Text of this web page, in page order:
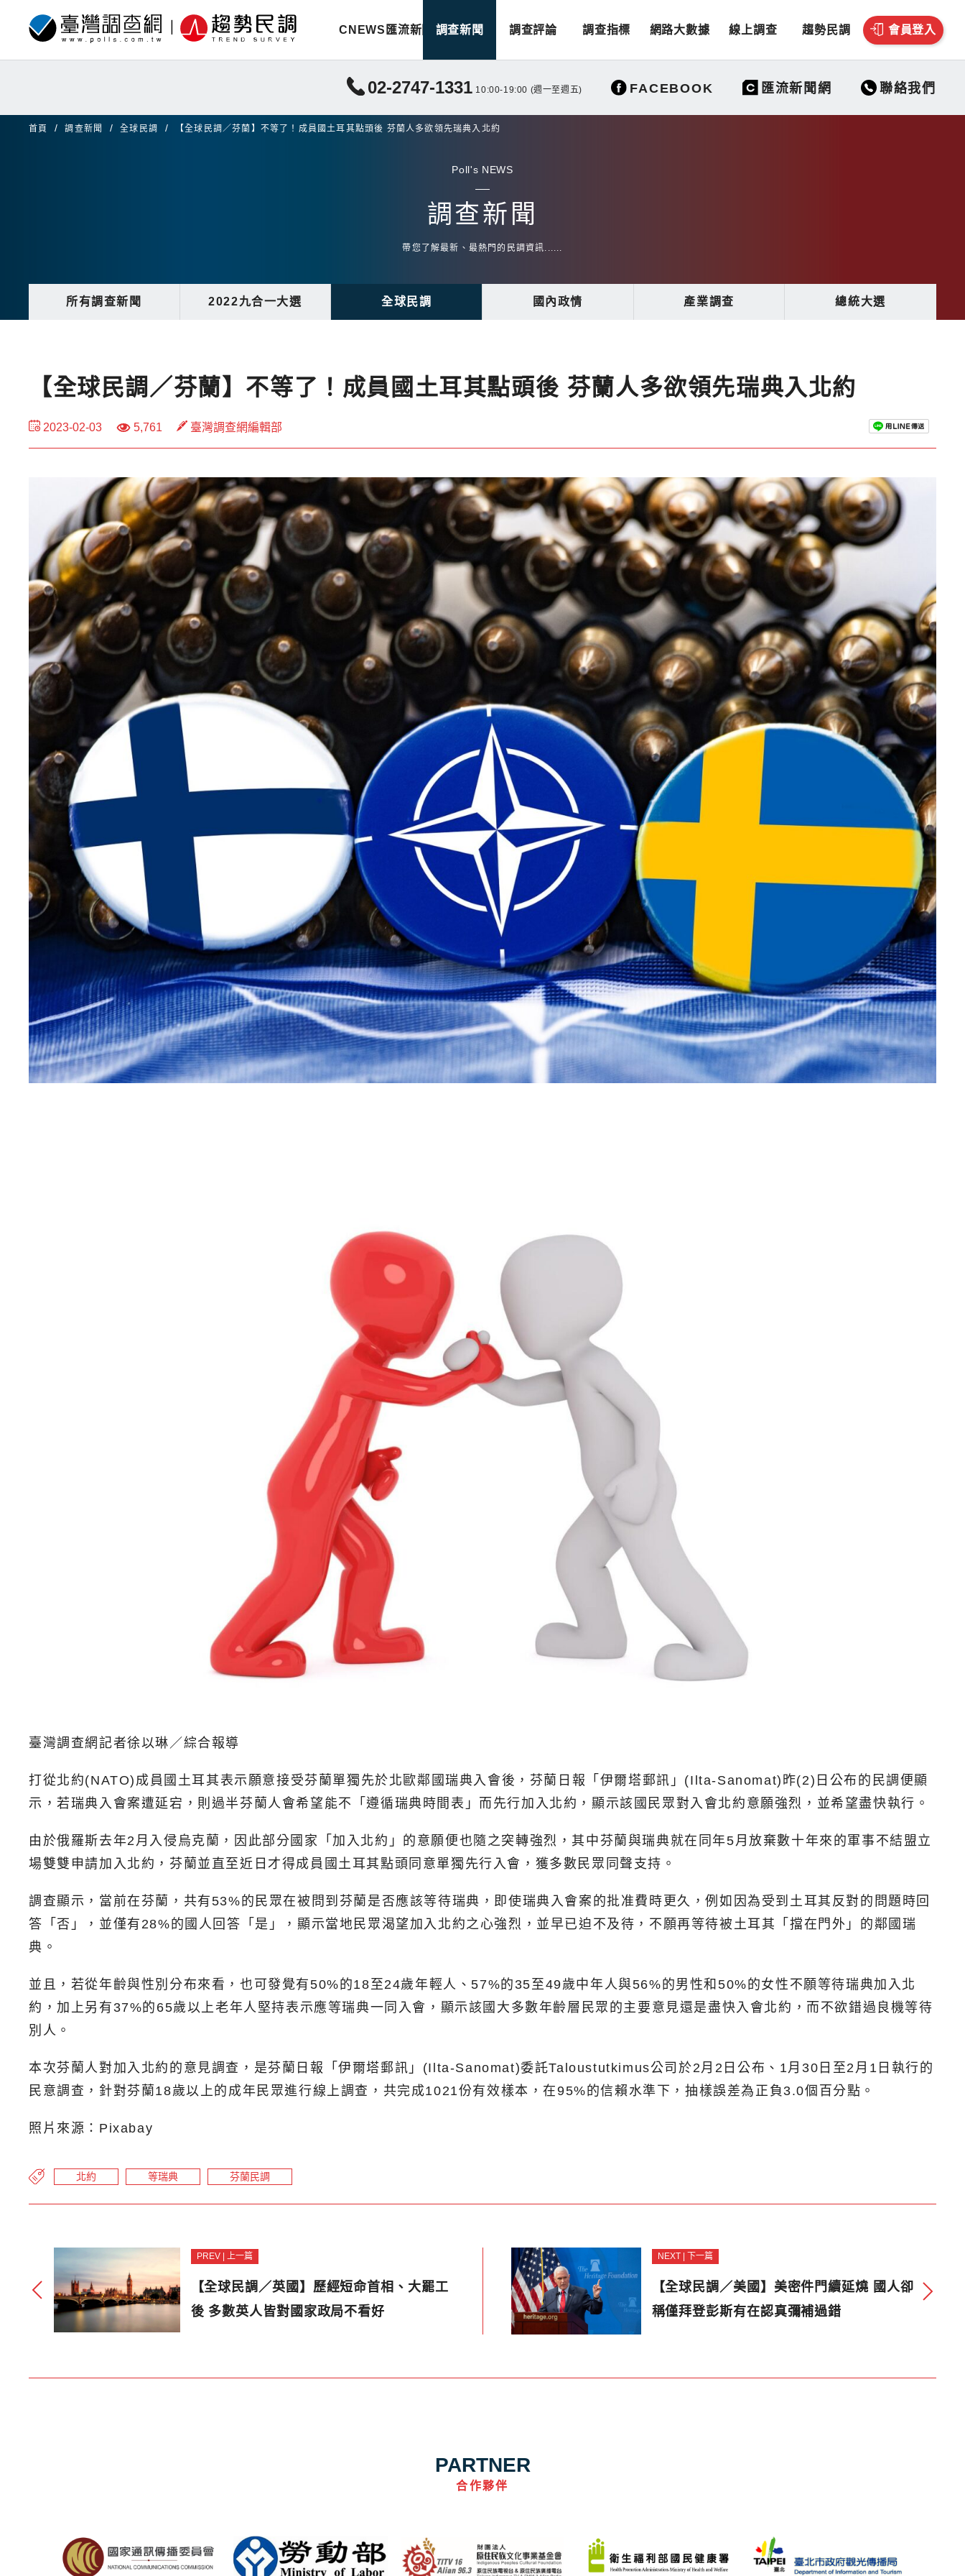
CNEWS匯流新聞 調查新聞 調查評論 調查指標 網路大數據 線上調查 趨勢民調 會員登入
02-2747-1331 10:00-19:00 (週一至週五) FACEBOOK 匯流新聞網 聯絡我們
首頁 調查新聞 全球民調 【全球民調／芬蘭】不等了！成員國土耳其點頭後 芬蘭人多欲領先瑞典入北約
Poll's NEWS
調查新聞
帶您了解最新、最熱門的民調資訊......
所有調查新聞 2022九合一大選 全球民調 國內政情 產業調查 總統大選
【全球民調／芬蘭】不等了！成員國土耳其點頭後 芬蘭人多欲領先瑞典入北約
2023-02-03 5,761 臺灣調查網編輯部
臺灣調查網記者徐以琳／綜合報導
打從北約(NATO)成員國土耳其表示願意接受芬蘭單獨先於北歐鄰國瑞典入會後，芬蘭日報「伊爾塔郵訊」(Ilta-Sanomat)昨(2)日公布的民調便顯
示，若瑞典入會案遭延宕，則過半芬蘭人會希望能不「遵循瑞典時間表」而先行加入北約，顯示該國民眾對入會北約意願強烈，並希望盡快執行。
由於俄羅斯去年2月入侵烏克蘭，因此部分國家「加入北約」的意願便也隨之突轉強烈，其中芬蘭與瑞典就在同年5月放棄數十年來的軍事不結盟立
場雙雙申請加入北約，芬蘭並直至近日才得成員國土耳其點頭同意單獨先行入會，獲多數民眾同聲支持。
調查顯示，當前在芬蘭，共有53%的民眾在被問到芬蘭是否應該等待瑞典，即使瑞典入會案的批准費時更久，例如因為受到土耳其反對的問題時回
答「否」，並僅有28%的國人回答「是」，顯示當地民眾渴望加入北約之心強烈，並早已迫不及待，不願再等待被土耳其「擋在門外」的鄰國瑞
典。
並且，若從年齡與性別分布來看，也可發覺有50%的18至24歲年輕人、57%的35至49歲中年人與56%的男性和50%的女性不願等待瑞典加入北
約，加上另有37%的65歲以上老年人堅持表示應等瑞典一同入會，顯示該國大多數年齡層民眾的主要意見還是盡快入會北約，而不欲錯過良機等待
別人。
本次芬蘭人對加入北約的意見調查，是芬蘭日報「伊爾塔郵訊」(Ilta-Sanomat)委託Taloustutkimus公司於2月2日公布、1月30日至2月1日執行的
民意調查，針對芬蘭18歲以上的成年民眾進行線上調查，共完成1021份有效樣本，在95%的信賴水準下，抽樣誤差為正負3.0個百分點。
照片來源：Pixabay
北約 等瑞典 芬蘭民調
PREV | 上一篇
【全球民調／英國】歷經短命首相、大罷工
後 多數英人皆對國家政局不看好
NEXT | 下一篇
【全球民調／美國】美密件門續延燒 國人卻
稱僅拜登彭斯有在認真彌補過錯
PARTNER
合作夥伴